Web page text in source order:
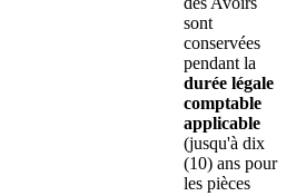
sont
conservées
pendant la
durée légale
comptable
applicable
(jusqu'à dix
(10) ans pour
les pièces